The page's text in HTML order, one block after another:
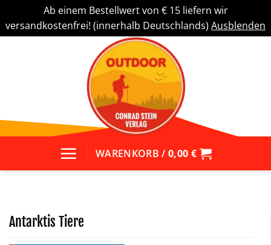
Ab einem Bestellwert von € 15 liefern wir
versandkostenfrei! (innerhalb Deutschlands) Ausblenden
WARENKORB / 0,00 €
Antarktis Tiere